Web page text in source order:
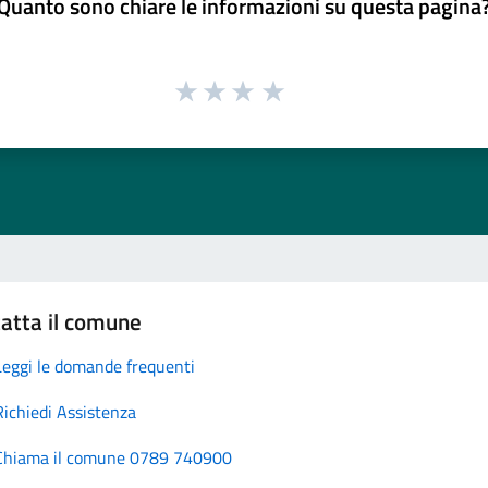
il comune
le domande frequenti
Assistenza
il comune 0789 740900